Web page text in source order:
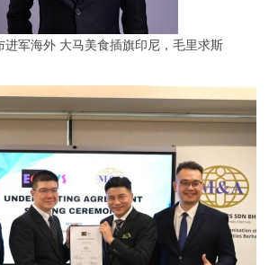
进军海外 大马美食插旗印尼，毛里求斯